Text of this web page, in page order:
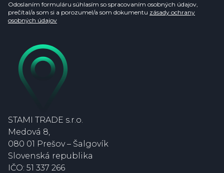
Odoslaním formuláru súhlasím so spracovaním osobných údajov,
prečítal/a som si a porozumel/a som dokumentu zásady ochrany
osobných údajov
STAMI TRADE s.r.o.
Medová 8,
080 01 Prešov – Šalgovík
Slovenská republika
IČO: 51 337 266